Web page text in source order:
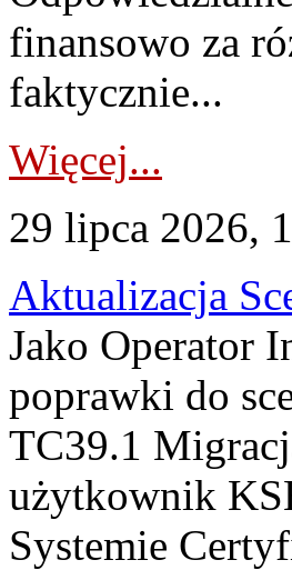
finansowo za
faktycznie...
Więcej...
29 lipca 2026,
Aktualizacja
Jako Operator
poprawki do
TC39.1
użytkownik
Systemie